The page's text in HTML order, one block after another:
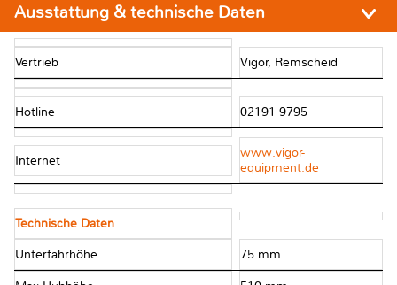
Ausstattung & technische Daten
Vertrieb Vigor, Remscheid
Hotline 02191 9795
Internet
www.vigor-
equipment.de
Technische Daten
Unterfahrhöhe 75 mm